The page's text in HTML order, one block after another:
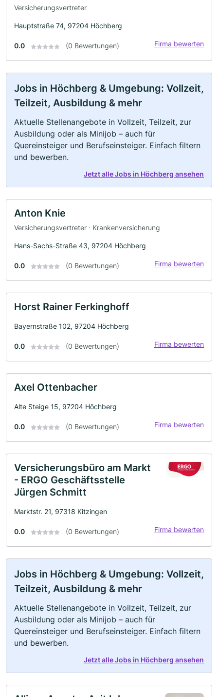
Versicherungsvertreter
Hauptstraße 74, 97204 Höchberg
0.0 (0 Bewertungen) Firma bewerten
Jobs in Höchberg & Umgebung: Vollzeit,
Teilzeit, Ausbildung & mehr
Aktuelle Stellenangebote in Vollzeit, Teilzeit, zur
Ausbildung oder als Minijob – auch für
Quereinsteiger und Berufseinsteiger. Einfach filtern
und bewerben.
Jetzt alle Jobs in Höchberg ansehen
Anton Knie
Versicherungsvertreter · Krankenversicherung
Hans-Sachs-Straße 43, 97204 Höchberg
0.0 (0 Bewertungen) Firma bewerten
Horst Rainer Ferkinghoff
Bayernstraße 102, 97204 Höchberg
0.0 (0 Bewertungen) Firma bewerten
Axel Ottenbacher
Alte Steige 15, 97204 Höchberg
0.0 (0 Bewertungen) Firma bewerten
Versicherungsbüro am Markt
- ERGO Geschäftsstelle
Jürgen Schmitt
Marktstr. 21, 97318 Kitzingen
0.0 (0 Bewertungen) Firma bewerten
Jobs in Höchberg & Umgebung: Vollzeit,
Teilzeit, Ausbildung & mehr
Aktuelle Stellenangebote in Vollzeit, Teilzeit, zur
Ausbildung oder als Minijob – auch für
Quereinsteiger und Berufseinsteiger. Einfach filtern
und bewerben.
Jetzt alle Jobs in Höchberg ansehen